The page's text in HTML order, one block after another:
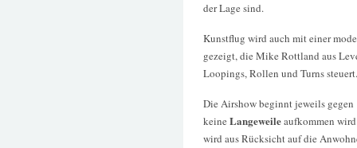
der Lage sind.
Kunstflug wird auch mit einer
gezeigt, die Mike Rottland aus
Loopings, Rollen und Turns steuert.
Die Airshow beginnt jeweils gegen
keine Langeweileaufkommen
wird aus Rücksicht auf die